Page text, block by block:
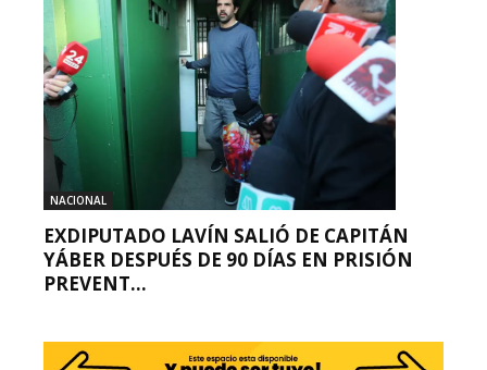
NACIONAL
EXDIPUTADO LAVÍN SALIÓ DE CAPITÁN
YÁBER DESPUÉS DE 90 DÍAS EN PRISIÓN
PREVENT...